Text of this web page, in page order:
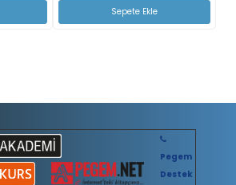
Sepete Ekle
Pegem
Destek